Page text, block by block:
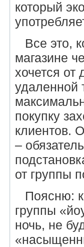
который
Все это,
магазине
хочется от
удаленной
покупку
клиентов.
–
от группы
Поясню:
группы
ночь, не